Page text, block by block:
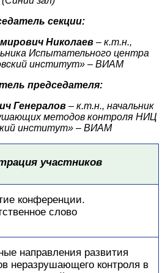
секции:
Николаев – к.т.н.,
Испытательного центра
институт» – ВИАМ
председателя:
Генералов – к.т.н., начальник
методов контроля НИЦ
институт» – ВИАМ
участников
конференции.
слово
направления развития
неразрушающего контроля в